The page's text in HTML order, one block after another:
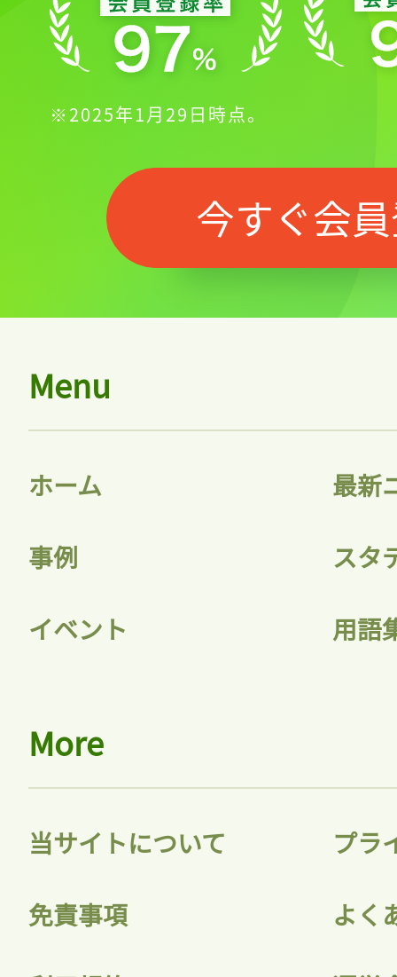
※2025年1月29日時点。
今すぐ会
Menu
ホーム 最新
事例 スタ
イベント 用語
More
当サイトについて プラ
免責事項 よく